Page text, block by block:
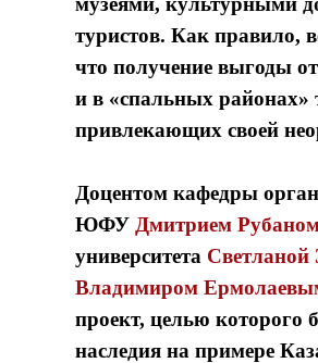
туристов. Как правило,
что получение выгоды
и в «спальных районах»
привлекающих своей
Доцентом кафедры
ЮФУ Дмитрием
университета Светланой
Владимиром
проект, целью которого
наследия на примере